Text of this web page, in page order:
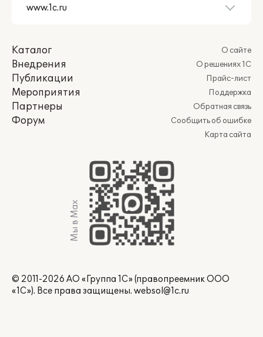
Каталог
Внедрения
Публикации
Мероприятия
Партнеры
Форум
О сайте
О решениях 1С
Прайс-лист
Поддержка
Обратная связь
Сообщить об ошибке
Карта сайта
Мы в Max
© 2011-2026 АО «Группа 1С» (правопреемник ООО
«1С»). Все права защищены. websol@1c.ru